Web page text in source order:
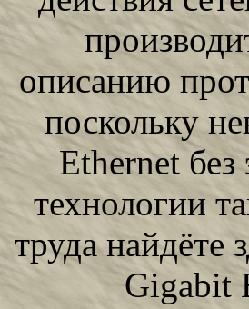
описанию
поскольку
Ethernet без
технологии
труда найдёте
Gigabit